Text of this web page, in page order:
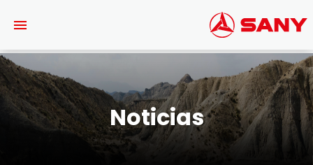
Noticias